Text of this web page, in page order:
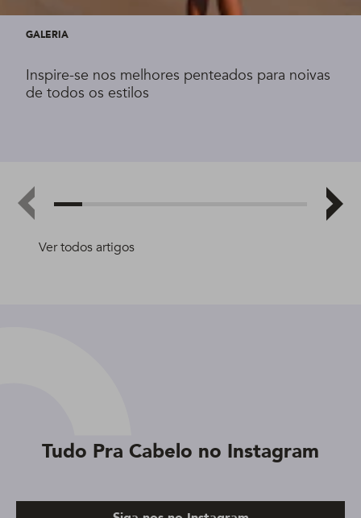
Ver todos artigos
GALERIA
Inspire-se nos melhores penteados para noivas
de todos os estilos
Tudo Pra Cabelo no Instagram